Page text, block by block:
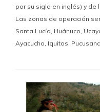
por su sigla en inglés) y de
Las zonas de operación
Santa Lucía, Huánuco,
Ayacucho, Iquitos,